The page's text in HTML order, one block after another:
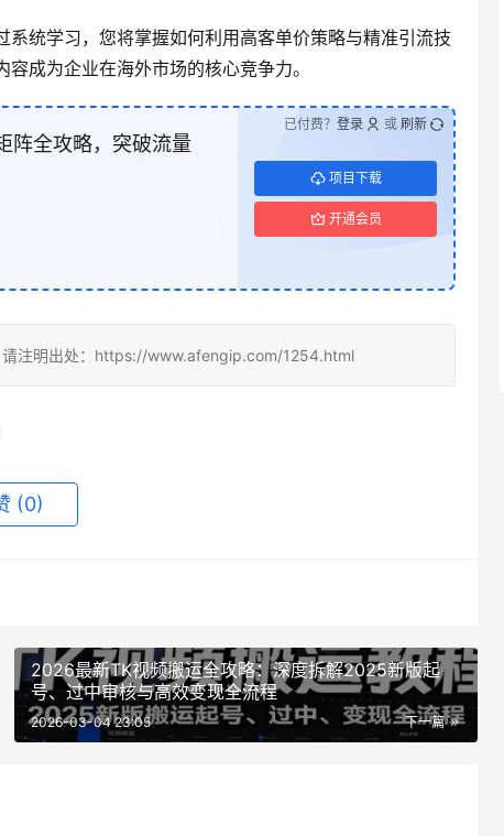
统学习，您将掌握如何利用高客单价策略与精准引流技
成为企业在海外市场的核心竞争力。
阵全攻略，突破流量
项目下载
开通会员
已付费？ 登录 或 刷新
请注明出处：https://www.afengip.com/1254.html
(0)
2026最新TK视频搬运全攻略：深度拆解2025新版起
号、过中审核与高效变现全流程
下一篇
2026-03-04 23:05